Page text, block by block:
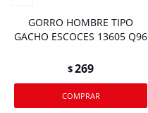
GORRO HOMBRE TIPO
GACHO ESCOCES 13605 Q96
$269